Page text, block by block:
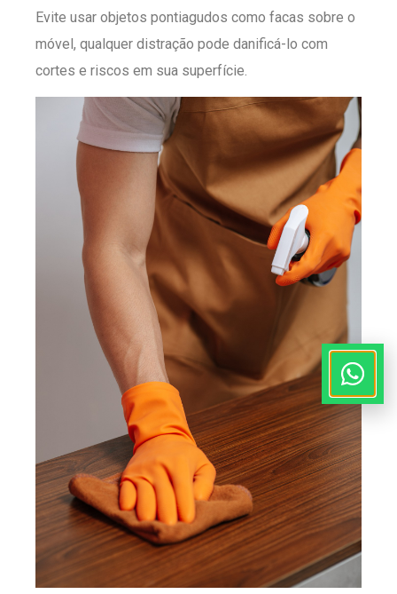
Evite usar objetos pontiagudos como facas sobre o
móvel, qualquer distração pode danificá-lo com
cortes e riscos em sua superfície.